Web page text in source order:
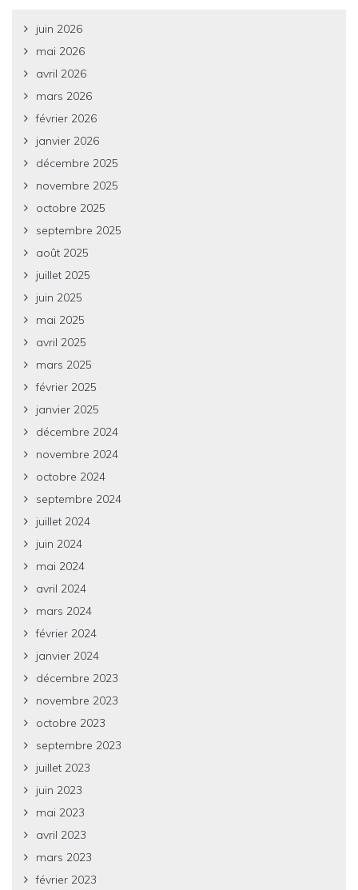
juin 2026
mai 2026
avril 2026
mars 2026
février 2026
janvier 2026
décembre 2025
novembre 2025
octobre 2025
septembre 2025
août 2025
juillet 2025
juin 2025
mai 2025
avril 2025
mars 2025
février 2025
janvier 2025
décembre 2024
novembre 2024
octobre 2024
septembre 2024
juillet 2024
juin 2024
mai 2024
avril 2024
mars 2024
février 2024
janvier 2024
décembre 2023
novembre 2023
octobre 2023
septembre 2023
juillet 2023
juin 2023
mai 2023
avril 2023
mars 2023
février 2023